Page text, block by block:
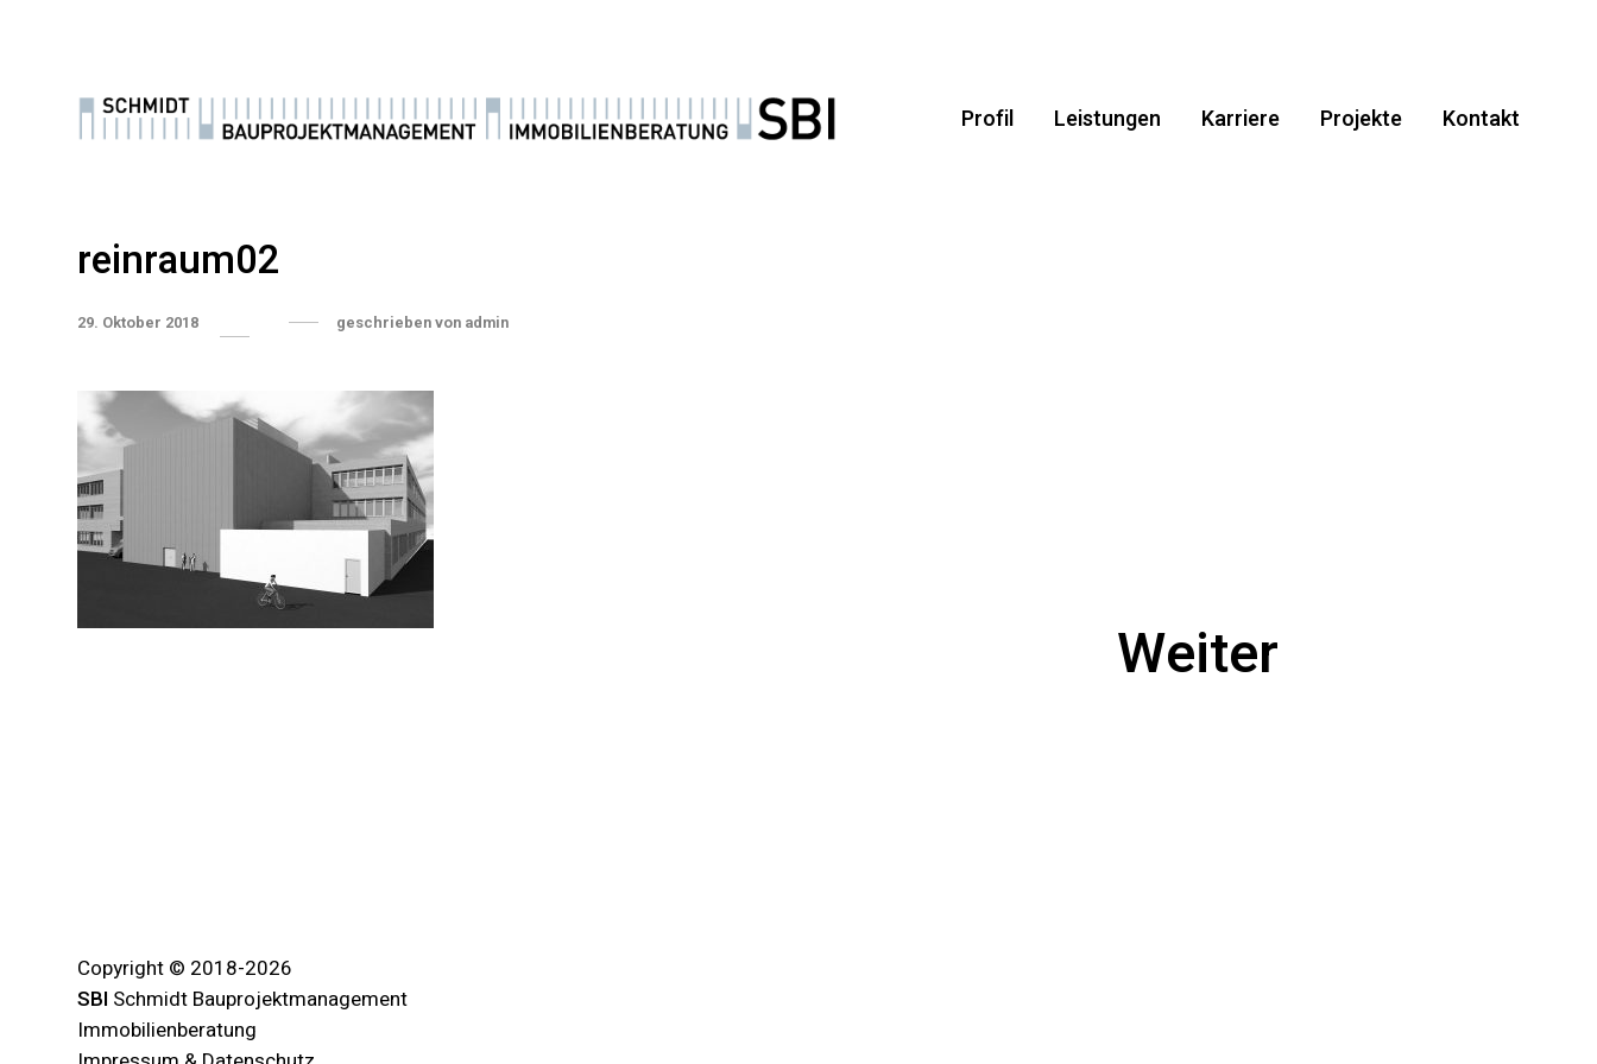
Profil Leistungen Karriere Projekte Kontakt
reinraum02
29. Oktober 2018 geschrieben von admin
Weiter
Copyright © 2018-2026
SBI Schmidt Bauprojektmanagement
Immobilienberatung